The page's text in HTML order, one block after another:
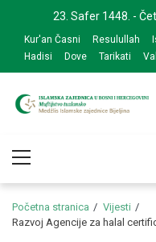
navigation
content
23. Safer 1448. -
Kur'an Časni Resulullah
Hadisi
Dove Tarikati
Menu
Početna stranica
Vijesti
Razvoj Agencije za halal